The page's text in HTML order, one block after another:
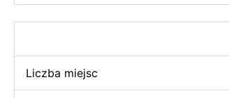
Liczba miejsc